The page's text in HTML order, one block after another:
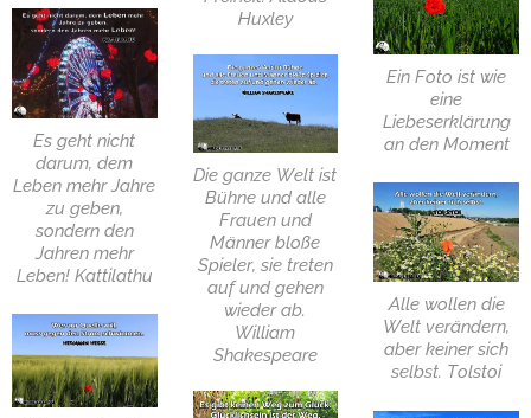
Huxley
Ein Foto ist wie
eine
Liebeserklärung
an den Moment
Es geht nicht
darum, dem
Leben mehr Jahre
zu geben,
sondern den
Jahren mehr
Leben! Kattilathu
Die ganze Welt ist
Bühne und alle
Frauen und
Männer bloße
Spieler, sie treten
auf und gehen
wieder ab.
William
Shakespeare
Alle wollen die
Welt verändern,
aber keiner sich
selbst. Tolstoi